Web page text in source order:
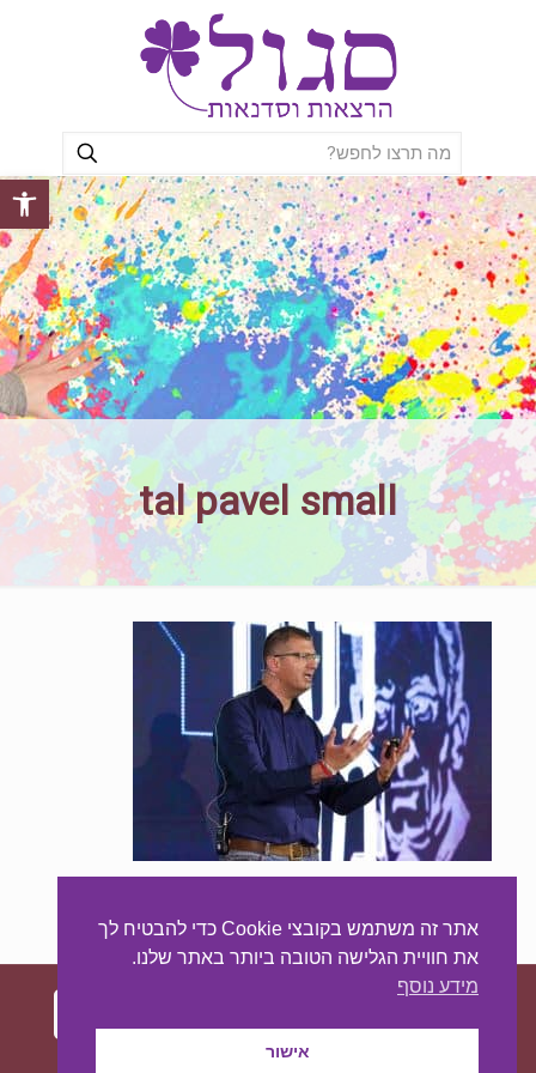
פתח
tal pavel small
מרצה סייבר
עיצוב ובניית האתר:מאסטר סייט - יצירת נוכחות
אתר זה משתמש בקובצי Cookie כדי להבטיח לך
את חוויית הגלישה הטובה ביותר באתר שלנו.
מידע נוסף
אישור